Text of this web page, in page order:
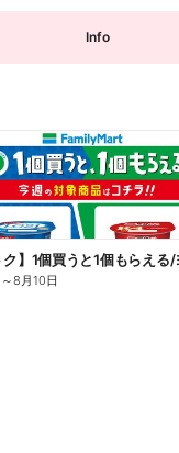
Info
～8月10日